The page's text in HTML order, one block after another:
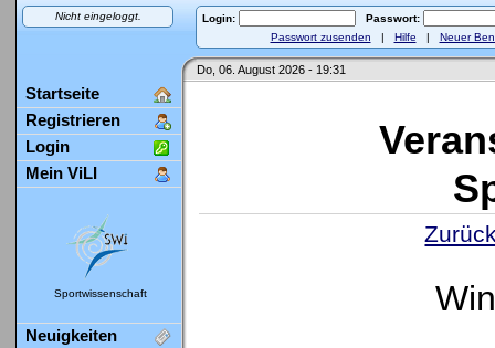
Nicht eingeloggt. Login:
Passwort:
Passwort zusenden | Hilfe | Neuer
Do, 06. August 2026 - 19:31
Startseite
Registrieren
Login
Mein ViLI
Sportwissenschaft
Neuigkeiten